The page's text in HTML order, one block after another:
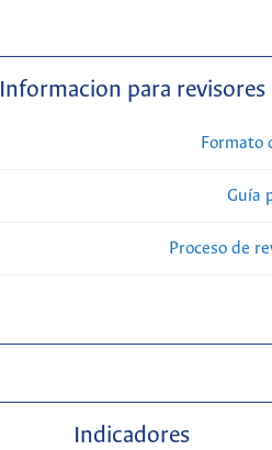
Informacion para revisores
Formato
Guía
Proceso de
Indicadores